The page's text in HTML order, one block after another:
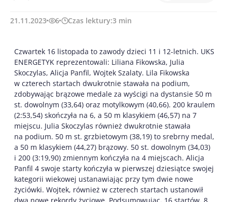
21.11.2023 6 Czas lektury:3 min
Czwartek 16 listopada to zawody dzieci 11 i 12-letnich. UKS
ENERGETYK reprezentowali: Liliana Fikowska, Julia
Skoczylas, Alicja Panfil, Wojtek Szalaty. Lila Fikowska
w czterech startach dwukrotnie stawała na podium,
zdobywając brązowe medale za wyścigi na dystansie 50 m
st. dowolnym (33,64) oraz motylkowym (40,66). 200 kraulem
(2:53,54) skończyła na 6, a 50 m klasykiem (46,57) na 7
miejscu. Julia Skoczylas również dwukrotnie stawała
na podium. 50 m st. grzbietowym (38,19) to srebrny medal,
a 50 m klasykiem (44,27) brązowy. 50 st. dowolnym (34,03)
i 200 (3:19,90) zmiennym kończyła na 4 miejscach. Alicja
Panfil 4 swoje starty kończyła w pierwszej dziesiątce swojej
kategorii wiekowej ustanawiając przy tym dwie nowe
życiówki. Wojtek, również w czterech startach ustanowił